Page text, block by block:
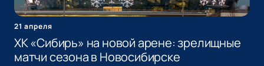
21 апреля
ХК «Сибирь» на новой арене: зрелищные
матчи сезона в Новосибирске